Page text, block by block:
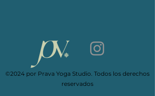
©2024 por Prava Yoga Studio. Todos los derechos
reservados